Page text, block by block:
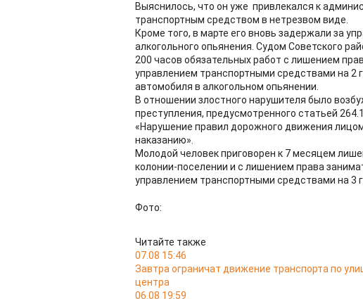
Выяснилось, что он уже привлекался к
транспортным средством в нетрезвом виде.
Кроме того, в марте его вновь задержали за
алкогольного опьянения. Судом Советского
200 часов обязательных работ с лишением
управлением транспортными средствами на 2
автомобиля в алкогольном опьянении.
В отношении злостного нарушителя было
преступления, предусмотренного статьей
«Нарушение правил дорожного движения
наказанию».
Молодой человек приговорен к 7 месяцем
колонии-поселении и с лишением права
управлением транспортными средствами на 3
Фото:
Читайте также
07.08 15:46
Завтра ограничат движение транспорта по
центра
06.08 19:59